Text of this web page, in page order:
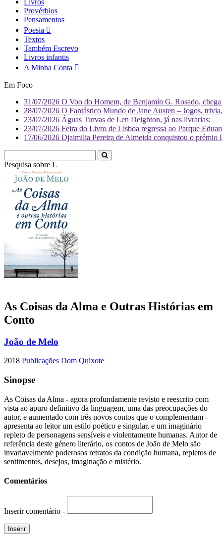
Provérbios
Pensamentos
Poesia
Textos
Também Escrevo
Livros infantis
A Minha Conta
Em Foco
31/07/2026 O Voo do Homem, de Benjamín G. Rosado,
28/07/2026 O Fantástico Mundo de Jane Austen – Jogos,
23/07/2026 Águas Turvas de Len Deighton, já nas livrarias;
23/07/2026 Feira do Livro de Lisboa regressa ao Parque
17/06/2026 Djaimilia Pereira de Almeida conquistou o
Pesquisa sobre Literatura
As Coisas da Alma e Outras Histórias em
Conto
João de Melo
2018 Publicações Dom Quixote
Sinopse
As Coisas da Alma - agora profundamente revisto e reescrito com
vista ao apuro definitivo da linguagem, uma das preocupações do
autor, e aumentado com três novos contos que o complementam -
apresenta ao leitor um estilo poético e singular, e um imaginário
repleto de personagens sensíveis e violentamente humanas. Autor de
referência deste género literário, os contos de João de Melo são
invariavelmente poderosos retratos da condição humana, repletos de
sentimentos, desejos, imaginação e mistério.
Comentários
Inserir comentário -